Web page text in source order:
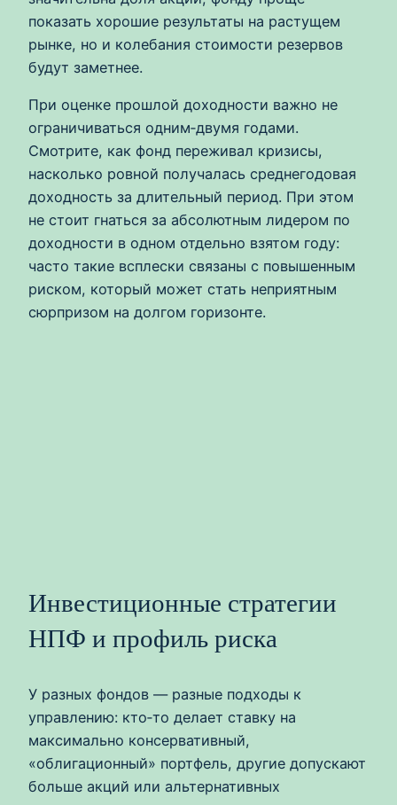
показать хорошие результаты на растущем
рынке, но и колебания стоимости резервов
будут заметнее.
При оценке прошлой доходности важно не
ограничиваться одним‑двумя годами.
Смотрите, как фонд переживал кризисы,
насколько ровной получалась среднегодовая
доходность за длительный период. При этом
не стоит гнаться за абсолютным лидером по
доходности в одном отдельно взятом году:
часто такие всплески связаны с повышенным
риском, который может стать неприятным
сюрпризом на долгом горизонте.
Инвестиционные стратегии
НПФ и профиль риска
У разных фондов — разные подходы к
управлению: кто‑то делает ставку на
максимально консервативный,
«облигационный» портфель, другие допускают
больше акций или альтернативных